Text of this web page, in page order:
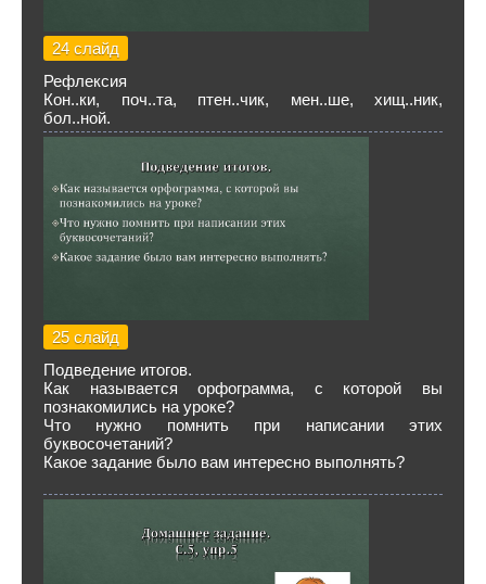
24 слайд
Рефлексия
Кон..ки, поч..та, птен..чик, мен..ше, хищ..ник,
бол..ной.
25 слайд
Подведение итогов.
Как называется орфограмма, с которой вы
познакомились на уроке?
Что нужно помнить при написании этих
буквосочетаний?
Какое задание было вам интересно выполнять?